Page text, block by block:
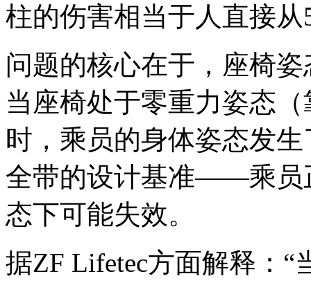
柱的伤害相当于人直接
问题的核心在于，座椅
当座椅处于零重力姿态
时，乘员的身体姿态发
全带的设计基准——乘
态下可能失效。
据ZF Lifetec方面解释：